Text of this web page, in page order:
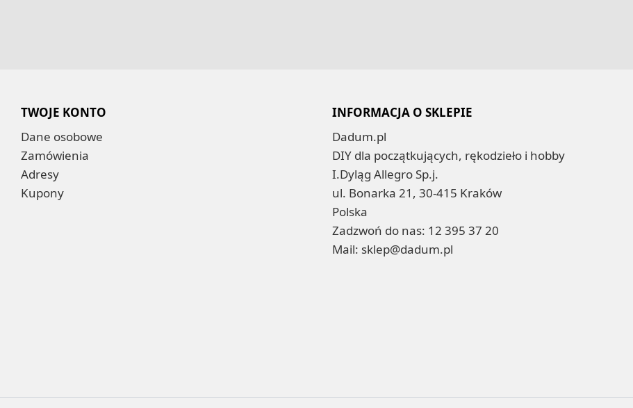
TWOJE KONTO
Dane osobowe
Zamówienia
Adresy
Kupony
INFORMACJA O SKLEPIE
Dadum.pl
DIY dla początkujących, rękodzieło i hobby
I.Dyląg Allegro Sp.j.
ul. Bonarka 21, 30-415 Kraków
Polska
Zadzwoń do nas: 12 395 37 20
Mail: sklep@dadum.pl